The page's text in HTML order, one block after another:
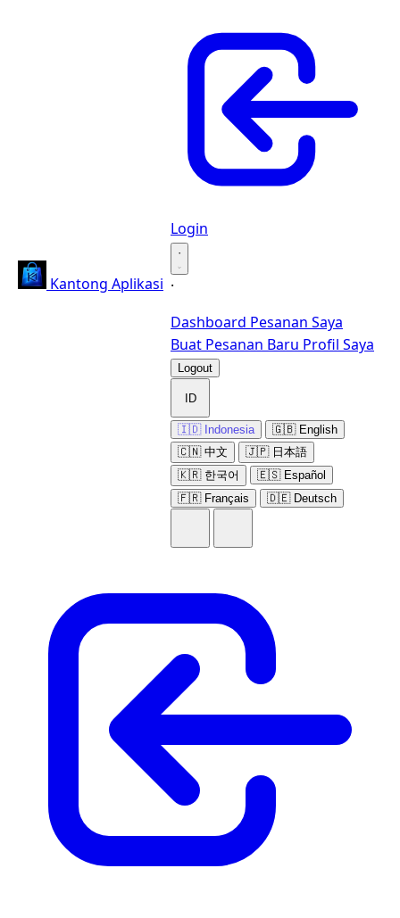
Kantong Aplikasi
Login
·
·
Dashboard Pesanan Saya
Buat Pesanan Baru Profil Saya
Logout
ID
🇮🇩 Indonesia
🇬🇧 English
🇨🇳 中文
🇯🇵 日本語
🇰🇷 한국어
🇪🇸 Español
🇫🇷 Français
🇩🇪 Deutsch